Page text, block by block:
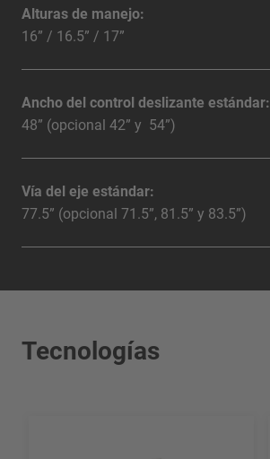
Alturas de manejo:
16” / 16.5” / 17”
Ancho del control deslizante estándar:
48” (opcional 42” y 54”)
Vía del eje estándar:
77.5” (opcional 71.5”, 81.5” y 83.5”)
Tecnologías